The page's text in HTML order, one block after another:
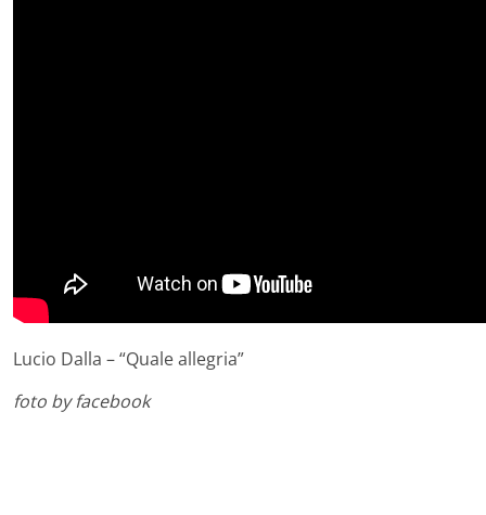
Lucio Dalla – “Quale allegria”
foto by facebook